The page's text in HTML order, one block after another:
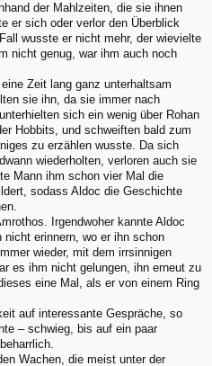
der Mahlzeiten, die sie ihnen
er sich oder verlor den Überblick
wusste er nicht mehr, der wievielte
nicht genug, war ihm auch noch
Zeit lang ganz unterhaltsam
sie ihn, da sie immer nach
sich ein wenig über Rohan
Hobbits, und schweiften bald zum
zu erzählen wusste. Da sich
wiederholten, verloren auch sie
Mann ihm schon vier Mal die
sodass Aldoc die Geschichte
Irgendwoher kannte Aldoc
erinnern, wo er ihn schon
wieder, mit dem irrsinnigen
es ihm nicht gelungen, ihn erneut zu
eine Mal, als er von einem Ring
auf interessante Gespräche, so
– schwieg, bis auf ein paar
Wachen, die meist unter der